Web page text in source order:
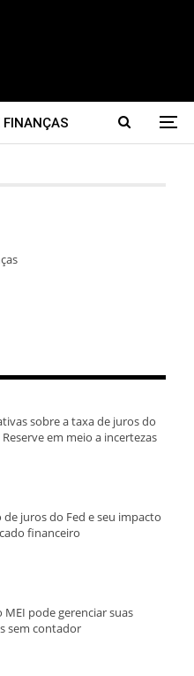
FINANÇAS
sobre a taxa de juros do
Reserve em meio a incertezas
de juros do Fed e seu impacto
financeiro
MEI pode gerenciar suas
sem contador